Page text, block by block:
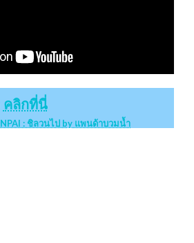
คลิกที่นี่
: ชิลวนไป by แพนด้าบวมน้ำ